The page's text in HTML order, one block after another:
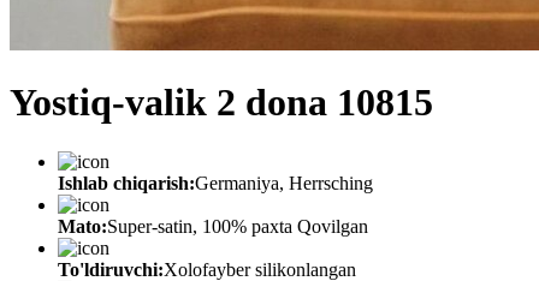
Yostiq-valik 2 dona 10815
Ishlab chiqarish:Germaniya, Herrsching
Mato:Super-satin, 100% paxta Qovilgan
To'ldiruvchi:Xolofayber silikonlangan